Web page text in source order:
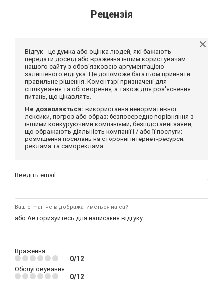
Рецензія
Відгук - це думка або оцінка людей, які бажають
передати досвід або враження іншим користувачам
нашого сайту з обов'язковою аргументацією
залишеного відгука. Це допоможе багатьом прийняти
правильне рішення. Коментарі призначені для
спілкування та обговорення, а також для роз'яснення
питань, що цікавлять.
Не дозволяється: використання ненормативної
лексики, погроз або образ; безпосереднє порівняння з
іншими конкуруючими компаніями; безпідставні заяви,
що ображають діяльність компанії і / або її послуги;
розміщення посилань на сторонні інтернет-ресурси;
реклама та самореклама.
Введіть email:
Ваш e-mail не відображатиметься на сайті
або Авторизуйтесь для написання відгуку
Враження
0/12
Обслуговування
0/12